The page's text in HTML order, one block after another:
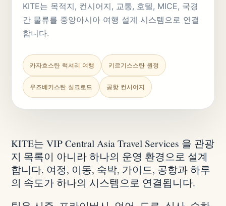
KITE는 목적지, 컨시어지, 교통, 호텔, MICE, 국경
간 물류를 중앙아시아 여행 설계 시스템으로 연결
합니다.
카자흐스탄 럭셔리 여행 키르기스스탄 원정
우즈베키스탄 실크로드 공항 컨시어지
KITE는 VIP Central Asia Travel Services 을 관광
지 목록이 아니라 하나의 운영 환경으로 설계
합니다. 여정, 이동, 숙박, 가이드, 공항과 하루
의 속도가 하나의 시스템으로 연결됩니다.